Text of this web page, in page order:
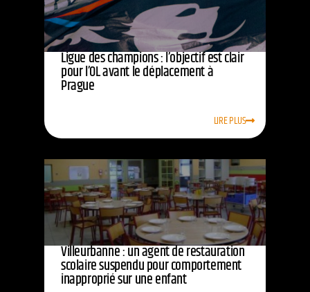
Ligue des champions : l’objectif est clair
pour l’OL avant le déplacement à
Prague
LIRE PLUS
Villeurbanne : un agent de restauration
scolaire suspendu pour comportement
inapproprié sur une enfant